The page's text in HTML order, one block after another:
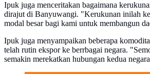
Ipuk juga menceritakan bagaimana
dirajut di Banyuwangi. "Kerukunan inilah
modal besar bagi kami untuk membangun
Ipuk juga menyampaikan beberapa
telah rutin ekspor ke berrbagai negara.
semakin merekatkan hubungan kedua